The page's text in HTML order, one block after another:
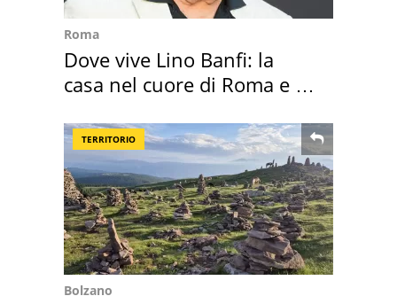
Roma
Dove vive Lino Banfi: la
casa nel cuore di Roma e i
TERRITORIO
Bolzano